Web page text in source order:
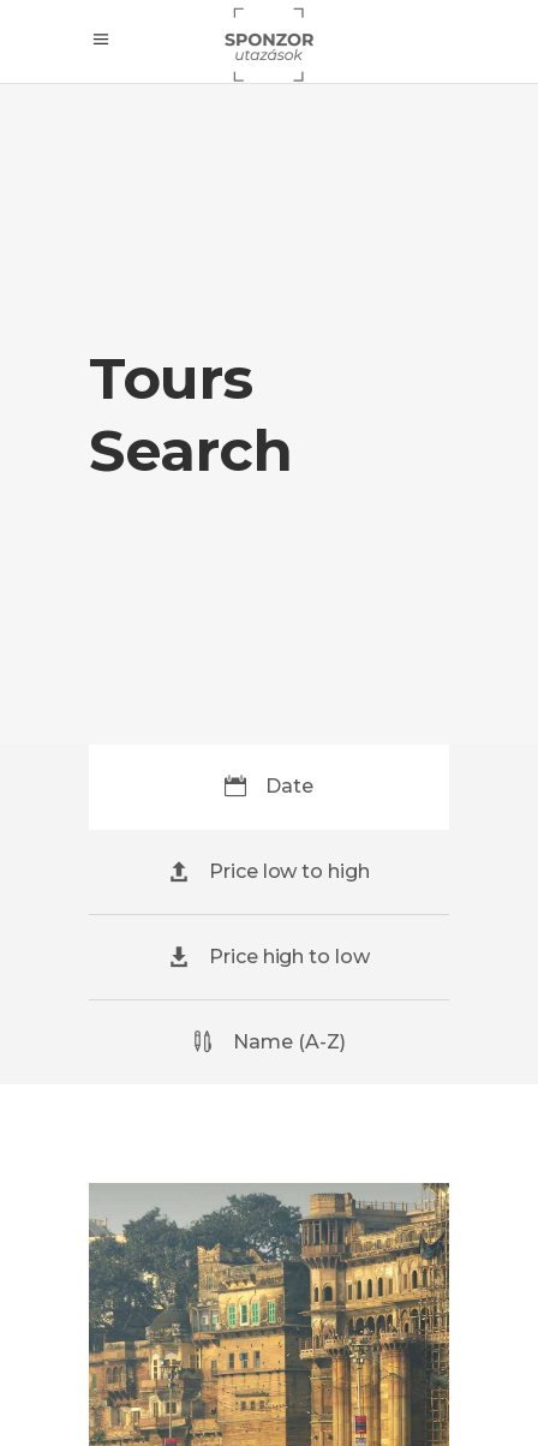
Tours
Search
Date
Price low to high
Price high to low
Name (A-Z)